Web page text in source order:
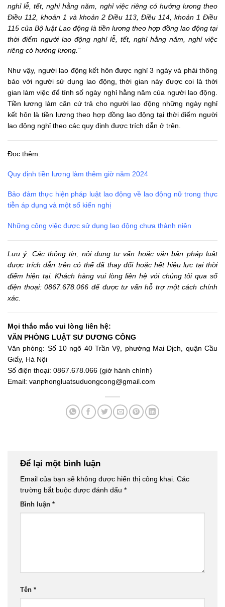
nghỉ lễ, tết, nghỉ hằng năm, nghỉ việc riêng có hưởng lương theo
Điều 112, khoản 1 và khoản 2 Điều 113, Điều 114, khoản 1 Điều
115 của Bộ luật Lao động là tiền lương theo hợp đồng lao động tại
thời điểm người lao động nghỉ lễ, tết, nghỉ hằng năm, nghỉ việc
riêng có hưởng lương.”
Như vậy, người lao động kết hôn được nghỉ 3 ngày và phải thông
báo với người sử dụng lao động, thời gian này được coi là thời
gian làm việc để tính số ngày nghỉ hằng năm của người lao động.
Tiền lương làm căn cứ trả cho người lao động những ngày nghỉ
kết hôn là tiền lương theo hợp đồng lao động tại thời điểm người
lao động nghỉ theo các quy định được trích dẫn ở trên.
Đọc thêm:
Quy định tiền lương làm thêm giờ năm 2024
Bảo đảm thực hiện pháp luật lao động về lao động nữ trong thực
tiễn áp dụng và một số kiến nghị
Những công việc được sử dụng lao động chưa thành niên
Lưu ý: Các thông tin, nội dung tư vấn hoặc văn bản pháp luật
được trích dẫn trên có thể đã thay đổi hoặc hết hiệu lực tại thời
điểm hiện tại. Khách hàng vui lòng liên hệ với chúng tôi qua số
điện thoại: 0867.678.066 để được tư vấn hỗ trợ một cách chính
xác.
Mọi thắc mắc vui lòng liên hệ:
VĂN PHÒNG LUẬT SƯ DƯƠNG CÔNG
Văn phòng: Số 10 ngõ 40 Trần Vỹ, phường Mai Dịch, quận Cầu
Giấy, Hà Nội
Số điện thoại: 0867.678.066 (giờ hành chính)
Email: vanphongluatsuduongcong@gmail.com
Để lại một bình luận
Email của bạn sẽ không được hiển thị công khai. Các
trường bắt buộc được đánh dấu *
Bình luận *
Tên *